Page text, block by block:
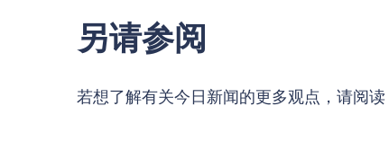
另请参阅
若想了解有关今日新闻的更多观点，请阅读